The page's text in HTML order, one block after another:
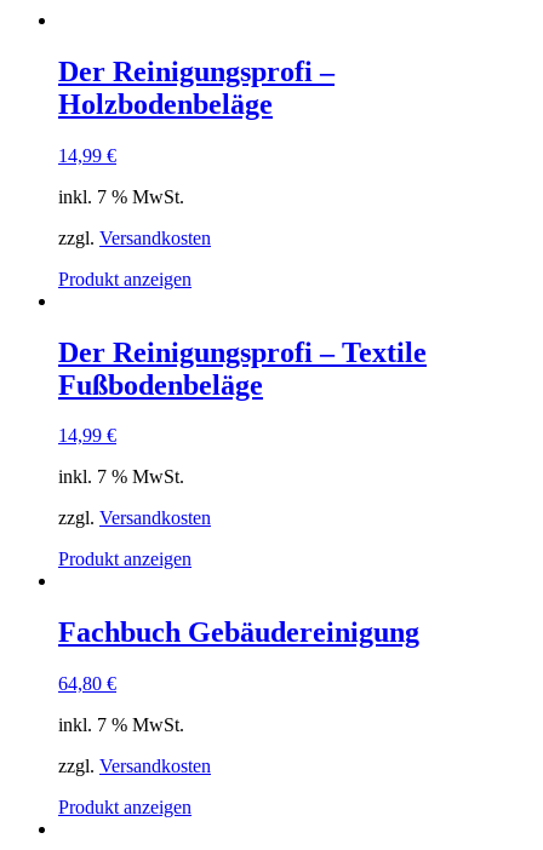
Der Reinigungsprofi –
Holzbodenbeläge
14,99 €
inkl. 7 % MwSt.
zzgl. Versandkosten
Produkt anzeigen
Der Reinigungsprofi – Textile
Fußbodenbeläge
14,99 €
inkl. 7 % MwSt.
zzgl. Versandkosten
Produkt anzeigen
Fachbuch Gebäudereinigung
64,80 €
inkl. 7 % MwSt.
zzgl. Versandkosten
Produkt anzeigen